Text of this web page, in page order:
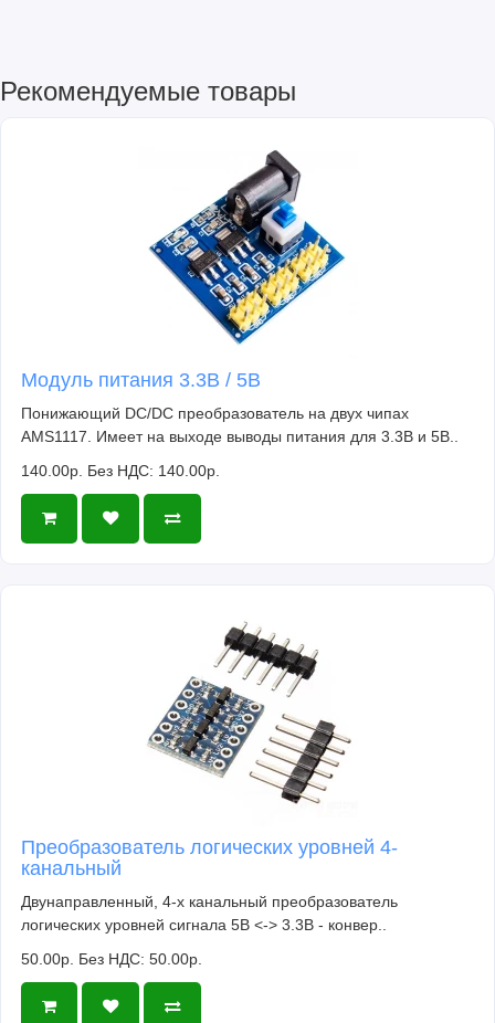
Рекомендуемые товары
Модуль питания 3.3В / 5В
Понижающий DC/DC преобразователь на двух чипах
AMS1117. Имеет на выходе выводы питания для 3.3В и 5В..
140.00р. Без НДС: 140.00р.
Преобразователь логических уровней 4-
канальный
Двунаправленный, 4-х канальный преобразователь
логических уровней сигнала 5В <-> 3.3В - конвер..
50.00р. Без НДС: 50.00р.